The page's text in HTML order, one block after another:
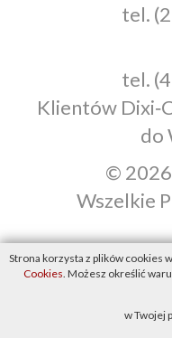
tel.
tel.
Klientów
do
© 2026
Wszelkie
Strona korzysta z plików cookies
Cookies. Możesz określić
w Twojej